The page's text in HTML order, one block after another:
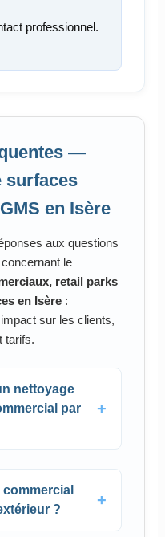
professionnel.
—
surfaces
en Isère
aux questions
le
retail parks
en Isère:
sur les clients,
tarifs.
nettoyage
par
?